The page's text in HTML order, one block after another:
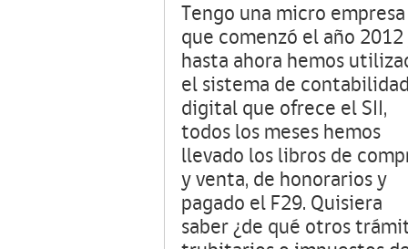
Tengo una micro empresa
que comenzó el año 2012
hasta ahora hemos
el sistema de
digital que ofrece el SII,
todos los meses hemos
llevado los libros de
y venta, de honorarios y
pagado el F29. Quisiera
saber ¿de qué otros